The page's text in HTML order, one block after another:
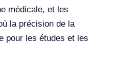
médicale, et les
la précision de la
pour les études et les